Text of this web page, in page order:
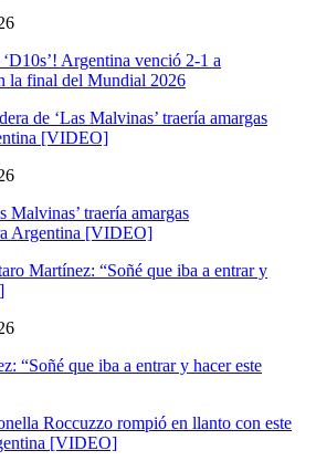
de ‘Las Malvinas’ traería amargas
[VIDEO]
Martínez: “Soñé que iba a entrar y
Roccuzzo rompió en llanto con este
[VIDEO]